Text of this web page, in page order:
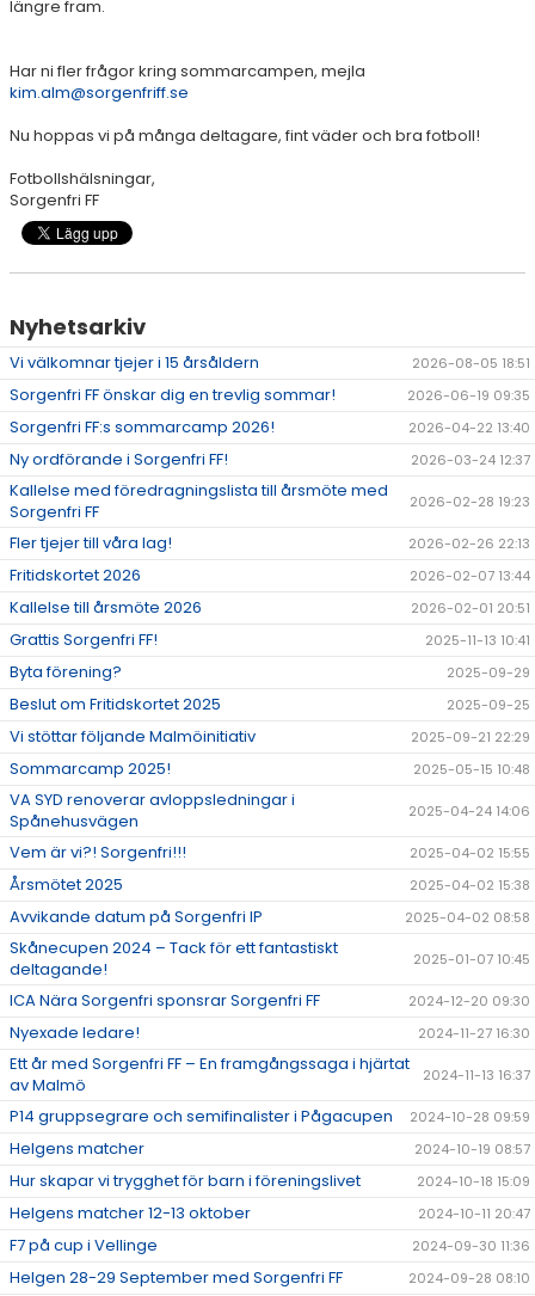
längre fram.
Har ni fler frågor kring sommarcampen, mejla
kim.alm@sorgenfriff.se
Nu hoppas vi på många deltagare, fint väder och bra fotboll!
Fotbollshälsningar,
Sorgenfri FF
Nyhetsarkiv
Vi välkomnar tjejer i 15 årsåldern 2026-08-05 18:51
Sorgenfri FF önskar dig en trevlig sommar! 2026-06-19 09:35
Sorgenfri FF:s sommarcamp 2026! 2026-04-22 13:40
Ny ordförande i Sorgenfri FF! 2026-03-24 12:37
Kallelse med föredragningslista till årsmöte med
Sorgenfri FF
2026-02-28 19:23
Fler tjejer till våra lag! 2026-02-26 22:13
Fritidskortet 2026 2026-02-07 13:44
Kallelse till årsmöte 2026 2026-02-01 20:51
Grattis Sorgenfri FF! 2025-11-13 10:41
Byta förening? 2025-09-29
Beslut om Fritidskortet 2025 2025-09-25
Vi stöttar följande Malmöinitiativ 2025-09-21 22:29
Sommarcamp 2025! 2025-05-15 10:48
VA SYD renoverar avloppsledningar i
Spånehusvägen
2025-04-24 14:06
Vem är vi?! Sorgenfri!!! 2025-04-02 15:55
Årsmötet 2025 2025-04-02 15:38
Avvikande datum på Sorgenfri IP 2025-04-02 08:58
Skånecupen 2024 – Tack för ett fantastiskt
deltagande!
2025-01-07 10:45
ICA Nära Sorgenfri sponsrar Sorgenfri FF 2024-12-20 09:30
Nyexade ledare! 2024-11-27 16:30
Ett år med Sorgenfri FF – En framgångssaga i hjärtat
av Malmö
2024-11-13 16:37
P14 gruppsegrare och semifinalister i Pågacupen 2024-10-28 09:59
Helgens matcher 2024-10-19 08:57
Hur skapar vi trygghet för barn i föreningslivet 2024-10-18 15:09
Helgens matcher 12-13 oktober 2024-10-11 20:47
F7 på cup i Vellinge 2024-09-30 11:36
Helgen 28-29 September med Sorgenfri FF 2024-09-28 08:10